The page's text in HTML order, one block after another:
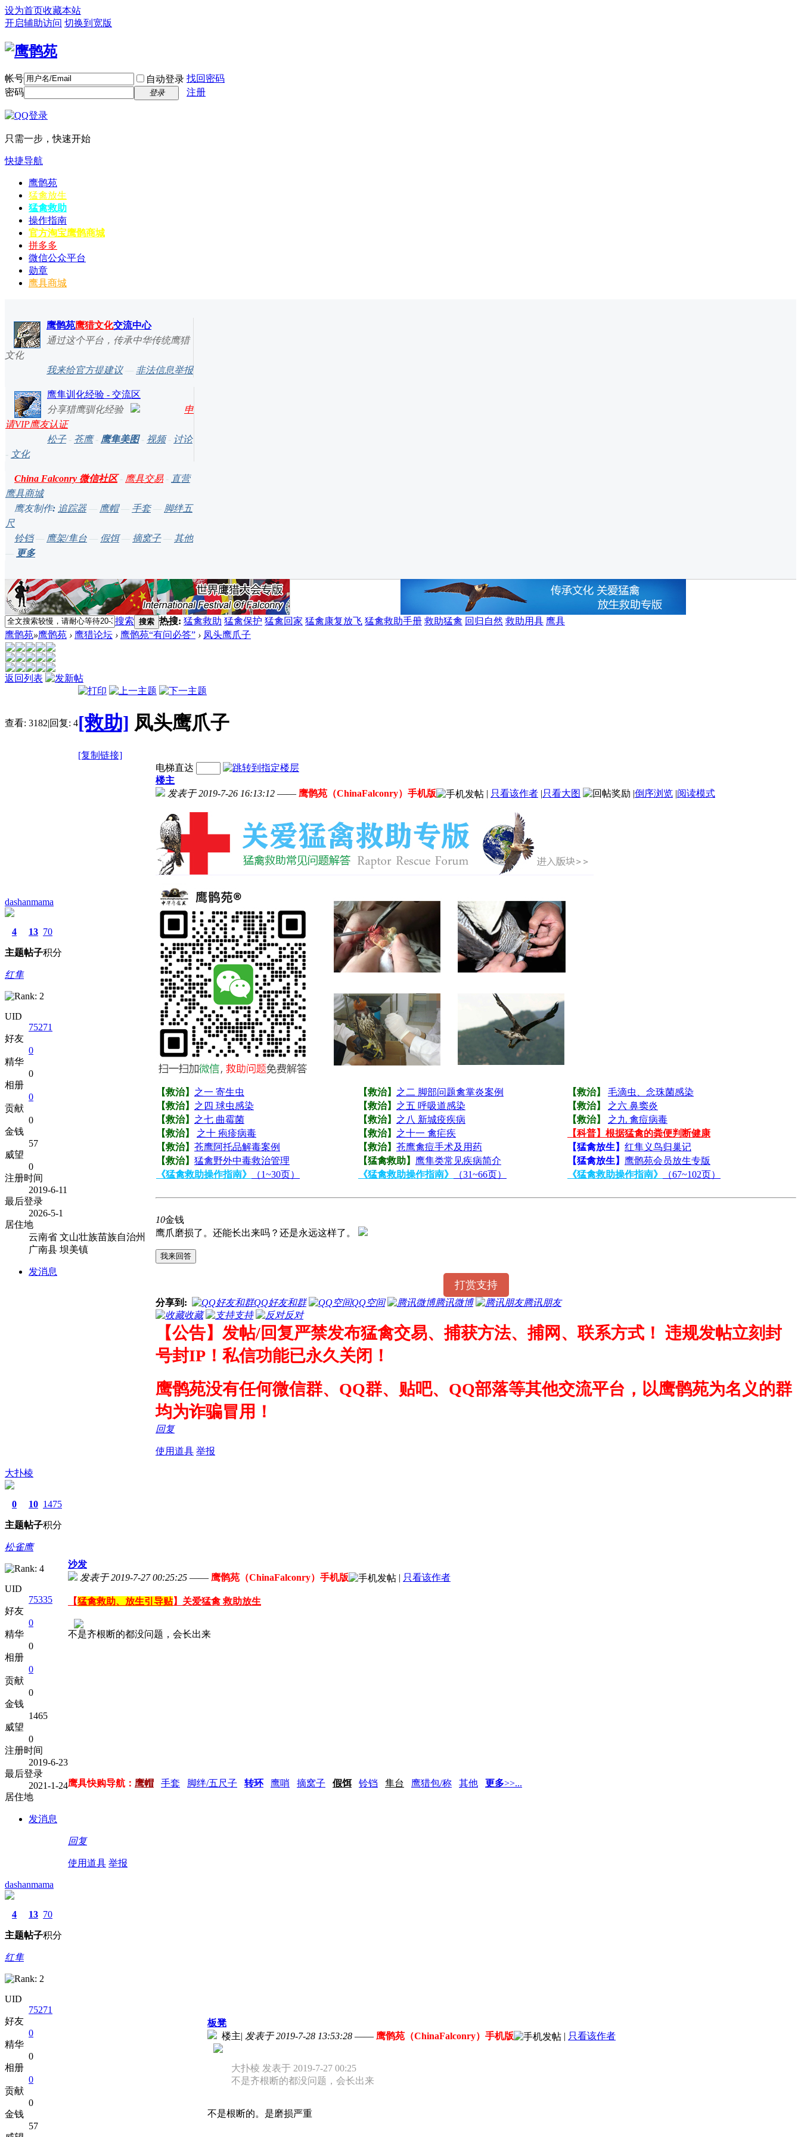
设为首页收藏本站
开启辅助访问 切换到宽版
帐号 自动登录 找回密码
密码
登录 注册
只需一步，快速开始
快捷导航
鹰鹘苑
猛禽放生
猛禽救助
操作指南
官方淘宝鹰鹘商城
拼多多
微信公众平台
勋章
鹰具商城
鹰鹘苑鹰猎文化交流中心
通过这个平台，传承中华传统鹰猎
文化
我来给官方提建议— 非法信息举报
鹰隼训化经验 - 交流区
分享猎鹰驯化经验
申
请VIP鹰友认证
松子- 苍鹰- 鹰隼美图- 视频- 讨论
- 文化
China Falconry 微信社区- 鹰具交易- 直营
鹰具商城
鹰友制作: 追踪器— 鹰帽— 手套— 脚绊五
尺
铃铛— 鹰架/隼台 — 假饵— 摘窝子— 其他
— 更多
搜索 搜索 热搜: 猛禽救助 猛禽保护 猛禽回家 猛禽康复放飞 猛禽救助手册 救助猛禽 回归自然 救助用具 鹰具
鹰鹘苑»鹰鹘苑 › 鹰猎论坛 › 鹰鹘苑“有问必答” › 凤头鹰爪子
返回列表
查看: 3182|回复: 4[救助] 凤头鹰爪子
[复制链接]
dashanmama
4
主题
13
帖子
70
积分
红隼
UID
75271
好友
0
精华
0
相册
0
贡献
0
金钱
57
威望
0
注册时间
2019-6-11
最后登录
2026-5-1
居住地
云南省 文山壮族苗族自治州
广南县 坝美镇
发消息
电梯直达
楼主
发表于 2019-7-26 16:13:12 —— 鹰鹘苑（ChinaFalconry）手机版 | 只看该作者 |只看大图 |倒序浏览 |阅读模式
【救治】 之一 寄生虫 【救治】 之二 脚部问题禽掌炎案例 【救治】 毛滴虫、念珠菌感染
【救治】 之四 球虫感染 【救治】 之五 呼吸道感染 【救治】 之六 鼻窦炎
【救治】 之七 曲霉菌 【救治】 之八 新城疫疾病 【救治】 之九 禽痘病毒
【救治】 之十 疱疹病毒 【救治】 之十一 禽疟疾
【科普】根据猛禽的粪便判断健康
【救治】 苍鹰阿托品解毒案例 【救治】 苍鹰禽痘手术及用药 【猛禽放生】 红隼义鸟归巢记
【救治】 猛禽野外中毒救治管理 【猛禽救助】 鹰隼类常见疾病简介 【猛禽放生】 鹰鹘苑会员放生专版
《猛禽救助操作指南》
（1~30页） 《猛禽救助操作指南》 （31~66页） 《猛禽救助操作指南》 （67~102页）
10金钱
鹰爪磨损了。还能长出来吗？还是永远这样了。
我来回答
打赏支持
分享到: QQ好友和群 QQ空间 腾讯微博
腾讯朋友
收藏
支持 反对
【公告】发帖/回复严禁发布猛禽交易、捕获方法、捕网、联系方式！ 违规发帖立刻封
号封IP！私信功能已永久关闭！
鹰鹘苑没有任何微信群、QQ群、贴吧、QQ部落等其他交流平台，以鹰鹘苑为名义的群
均为诈骗冒用！
回复
使用道具 举报
大扑棱
0
主题
10
帖子
1475
积分
松雀鹰
UID
75335
好友
0
精华
0
相册
0
贡献
0
金钱
1465
威望
0
注册时间
2019-6-23
最后登录
2021-1-24
居住地
发消息
沙发
发表于 2019-7-27 00:25:25 —— 鹰鹘苑（ChinaFalconry）手机版 | 只看该作者
【猛禽救助、放生引导贴】关爱猛禽 救助放生
不是齐根断的都没问题，会长出来
鹰具快购导航： 鹰帽 手套 脚绊/五尺子 转环 鹰哨 摘窝子 假饵 铃铛 隼台 鹰猎包/称 其他 更多>>...
回复
使用道具 举报
dashanmama
4
主题
13
帖子
70
积分
红隼
UID
75271
好友
0
精华
0
相册
0
贡献
0
金钱
57
板凳
楼主| 发表于 2019-7-28 13:53:28 —— 鹰鹘苑（ChinaFalconry）手机版 | 只看该作者
大扑棱 发表于 2019-7-27 00:25
不是齐根断的都没问题，会长出来
不是根断的。是磨损严重